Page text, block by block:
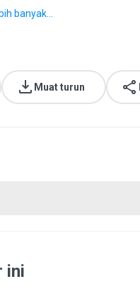
banyak...
Muat turun
ini